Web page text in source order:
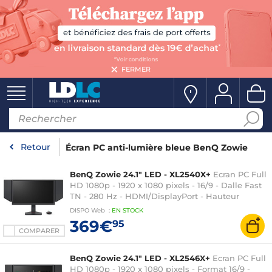
FERMER
Retour Écran PC anti-lumière bleue BenQ Zowie
COMPARER
BenQ Zowie 24.1" LED - XL2540X+ Ecran PC Full
HD 1080p - 1920 x 1080 pixels - 16/9 - Dalle Fast
TN - 280 Hz - HDMI/DisplayPort - Hauteur
ajustable - S-Switch/Bouclier - Noir
DISPO Web : EN STOCK
369€95
BenQ Zowie 24.1" LED - XL2546X+ Ecran PC Full
HD 1080p - 1920 x 1080 pixels - Format 16/9 -